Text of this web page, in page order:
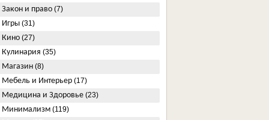
Закон и право (7)
Игры (31)
Кино (27)
Кулинария (35)
Магазин (8)
Мебель и Интерьер (17)
Медицина и Здоровье (23)
Минимализм (119)